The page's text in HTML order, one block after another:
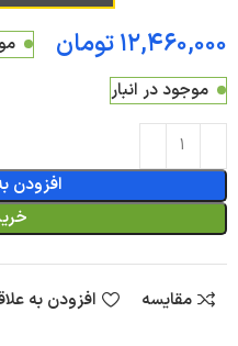
تومان
موجود در انبار
افزودن
مقایسه افزودن به